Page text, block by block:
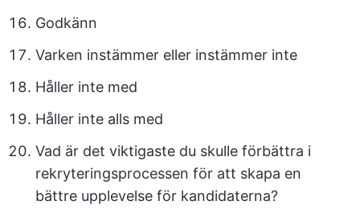
Godkänn
Varken instämmer eller instämmer inte
Håller inte med
Håller inte alls med
Vad är det viktigaste du skulle förbättra i
rekryteringsprocessen för att skapa en
bättre upplevelse för kandidaterna?